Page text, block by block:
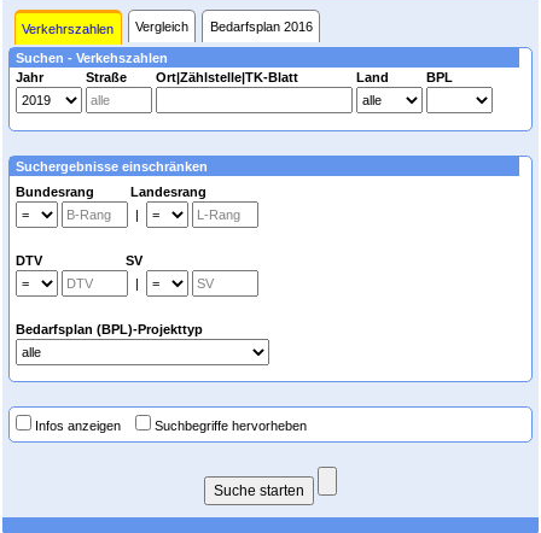
Verkehrszahlen Vergleich Bedarfsplan 2016
Suchen - Verkehszahlen
Jahr
Straße Ort|Zählstelle|TK-Blatt Land BPL
Suchergebnisse einschränken
Bundesrang Landesrang
|
DTV SV
|
Bedarfsplan (BPL)-Projekttyp
Infos anzeigen Suchbegriffe hervorheben